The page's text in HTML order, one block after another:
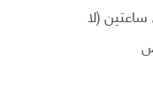
ساعتين (لا